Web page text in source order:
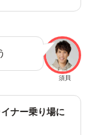
須貝
ナー乗り場に